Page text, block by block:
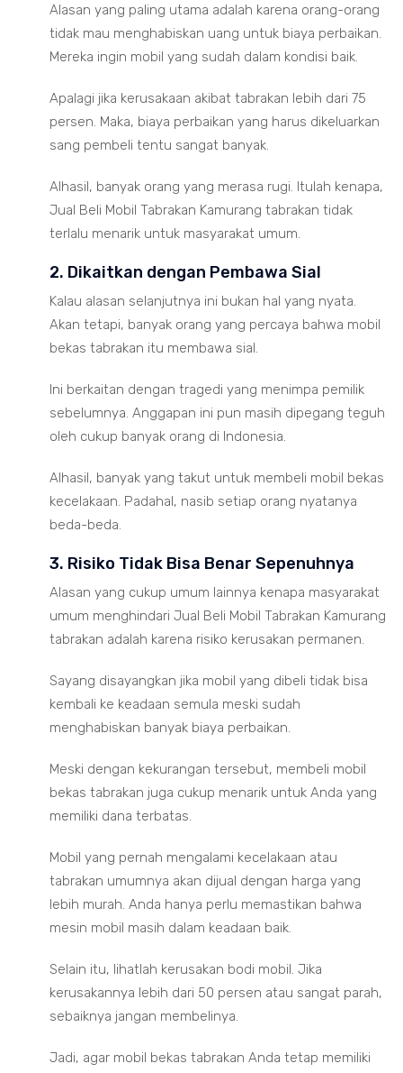
Alasan yang paling utama adalah karena orang-orang
tidak mau menghabiskan uang untuk biaya perbaikan.
Mereka ingin mobil yang sudah dalam kondisi baik.
Apalagi jika kerusakaan akibat tabrakan lebih dari 75
persen. Maka, biaya perbaikan yang harus dikeluarkan
sang pembeli tentu sangat banyak.
Alhasil, banyak orang yang merasa rugi. Itulah kenapa,
Jual Beli Mobil Tabrakan Kamurang tabrakan tidak
terlalu menarik untuk masyarakat umum.
2. Dikaitkan dengan Pembawa Sial
Kalau alasan selanjutnya ini bukan hal yang nyata.
Akan tetapi, banyak orang yang percaya bahwa mobil
bekas tabrakan itu membawa sial.
Ini berkaitan dengan tragedi yang menimpa pemilik
sebelumnya. Anggapan ini pun masih dipegang teguh
oleh cukup banyak orang di Indonesia.
Alhasil, banyak yang takut untuk membeli mobil bekas
kecelakaan. Padahal, nasib setiap orang nyatanya
beda-beda.
3. Risiko Tidak Bisa Benar Sepenuhnya
Alasan yang cukup umum lainnya kenapa masyarakat
umum menghindari Jual Beli Mobil Tabrakan Kamurang
tabrakan adalah karena risiko kerusakan permanen.
Sayang disayangkan jika mobil yang dibeli tidak bisa
kembali ke keadaan semula meski sudah
menghabiskan banyak biaya perbaikan.
Meski dengan kekurangan tersebut, membeli mobil
bekas tabrakan juga cukup menarik untuk Anda yang
memiliki dana terbatas.
Mobil yang pernah mengalami kecelakaan atau
tabrakan umumnya akan dijual dengan harga yang
lebih murah. Anda hanya perlu memastikan bahwa
mesin mobil masih dalam keadaan baik.
Selain itu, lihatlah kerusakan bodi mobil. Jika
kerusakannya lebih dari 50 persen atau sangat parah,
sebaiknya jangan membelinya.
Jadi, agar mobil bekas tabrakan Anda tetap memiliki